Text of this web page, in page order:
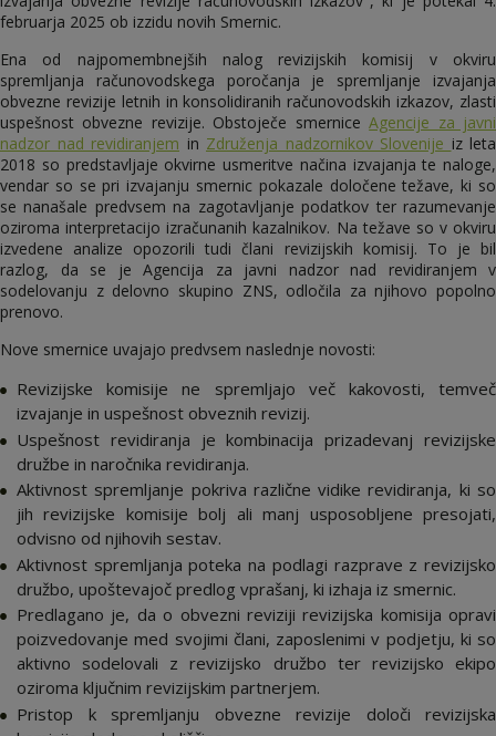
februarja 2025 ob izzidu novih Smernic.
Ena od najpomembnejših nalog revizijskih komisij v okviru
spremljanja računovodskega poročanja je spremljanje izvajanja
obvezne revizije letnih in konsolidiranih računovodskih izkazov, zlasti
uspešnost obvezne revizije. Obstoječe smerniceAgencije za javni
nadzor nad revidiranjem in Združenja nadzornikov Slovenije iz leta
2018 so predstavljaje okvirne usmeritve načina izvajanja te naloge,
vendar so se pri izvajanju smernic pokazale določene težave, ki so
se nanašale predvsem na zagotavljanje podatkov ter razumevanje
oziroma interpretacijo izračunanih kazalnikov. Na težave so v okviru
izvedene analize opozorili tudi člani revizijskih komisij. To je bil
razlog, da se je Agencija za javni nadzor nad revidiranjem v
sodelovanju z delovno skupino ZNS, odločila za njihovo popolno
prenovo.
Nove smernice uvajajo predvsem naslednje novosti:
Revizijske komisije ne spremljajo več kakovosti, temveč
izvajanje in uspešnost obveznih revizij.
Uspešnost revidiranja je kombinacija prizadevanj revizijske
družbe in naročnika revidiranja.
Aktivnost spremljanje pokriva različne vidike revidiranja, ki so
jih revizijske komisije bolj ali manj usposobljene presojati,
odvisno od njihovih sestav.
Aktivnost spremljanja poteka na podlagi razprave z revizijsko
družbo, upoštevajoč predlog vprašanj, ki izhaja iz smernic.
Predlagano je, da o obvezni reviziji revizijska komisija opravi
poizvedovanje med svojimi člani, zaposlenimi v podjetju, ki so
aktivno sodelovali z revizijsko družbo ter revizijsko ekipo
oziroma ključnim revizijskim partnerjem.
Pristop k spremljanju obvezne revizije določi revizijska